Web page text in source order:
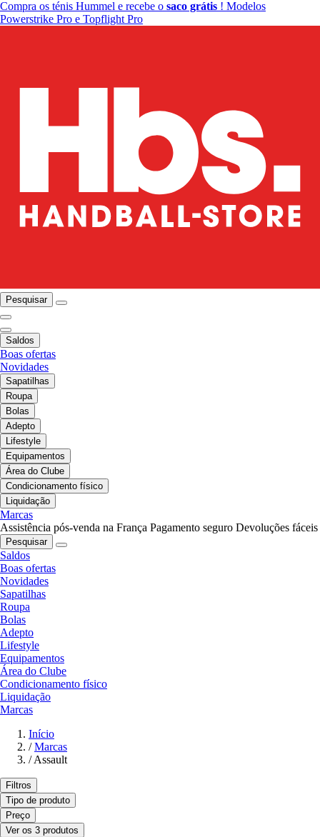
Compra os ténis Hummel e recebe o saco grátis ! Modelos
Powerstrike Pro e Topflight Pro
Pesquisar
Saldos
Boas ofertas
Novidades
Sapatilhas
Roupa
Bolas
Adepto
Lifestyle
Equipamentos
Área do Clube
Condicionamento físico
Liquidação
Marcas
Assistência pós-venda na França Pagamento seguro Devoluções fáceis
Pesquisar
Saldos
Boas ofertas
Novidades
Sapatilhas
Roupa
Bolas
Adepto
Lifestyle
Equipamentos
Área do Clube
Condicionamento físico
Liquidação
Marcas
Início
/ Marcas
/Assault
Filtros
Tipo de produto
Preço
Ver os 3 produtos